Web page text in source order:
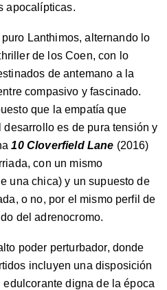
apocalípticas.
Lanthimos, alternando lo
de los Coen, con lo
de antemano a la
compasivo y fascinado.
que la empatía que
es de pura tensión y
10 Cloverfield Lane (2016)
con un mismo
una chica) y un supuesto de
o no, por el mismo perfil de
del adrenocromo.
poder perturbador, donde
incluyen una disposición
digna de la época